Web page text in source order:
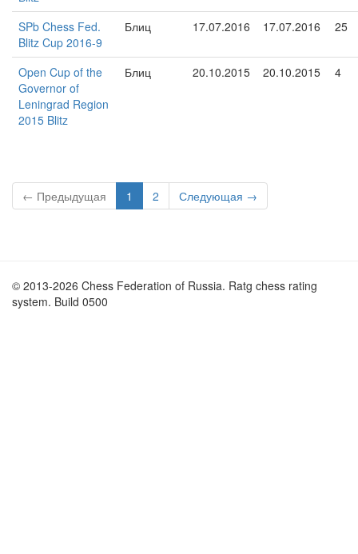
SPb Chess Fed.
Blitz Cup 2016-9
Блиц 17.07.2016 17.07.2016 25
Open Cup of the
Governor of
Leningrad Region
2015 Blitz
Блиц 20.10.2015 20.10.2015 4
← Предыдущая 1 2 Следующая →
© 2013-2026 Chess Federation of Russia. Ratg chess rating
system. Build 0500